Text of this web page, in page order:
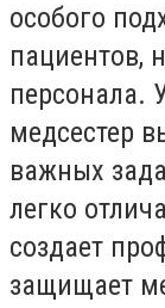
особого
пациентов,
персонала.
медсестер
важных
легко
создает
защищает